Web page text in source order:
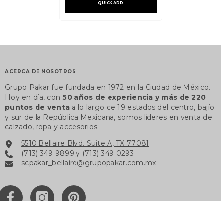
QUICK ADD
ACERCA DE NOSOTROS
Grupo Pakar fue fundada en 1972 en la Ciudad de México.
Hoy en día, con50 años de experiencia y más de 220
puntos de venta a lo largo de 19 estados del centro, bajío
y sur de la República Mexicana, somos líderes en venta de
calzado, ropa y accesorios.
5510 Bellaire Blvd. Suite A, TX 77081
(713) 349 9899 y (713) 349 0293
scpakar_bellaire@grupopakar.com.mx